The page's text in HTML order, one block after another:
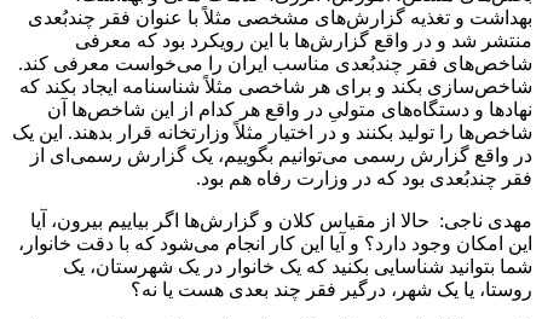
بهداشت و تغذیه گزارش‌های مشخصی مثلاً با عنوان فقر چندبُعدی
منتشر شد و در واقع گزارش‌ها با این رویکرد بود که معرفی
شاخص‌های فقر چندبُعدی مناسب ایران را می‌خواست معرفی کند.
شاخص‌سازی بکند و برای هر شاخصی مثلاً شناسنامه ایجاد بکند که
نهادها و دستگاه‌های متولیِ در واقع هر کدام از این شاخص‌ها آن
شاخص‌ها را تولید بکنند و در اختیار مثلاً وزارتخانه قرار بدهند. این یک
در واقع گزارش رسمی می‌توانیم بگوییم، یک گزارش رسمی‌ای از
فقر چندبُعدی بود که در وزارت رفاه هم بود.
مهدی ناجی: حالا از مقیاس کلان و گزارش‌ها اگر بیاییم بیرون، آیا
این امکان وجود دارد؟ و آیا این کار انجام می‌شود که با دقت خانوار،
شما بتوانید شناسایی بکنید که یک خانوار در یک شهرستان، یک
روستا، یا یک شهر، درگیر فقر چند بعدی هست یا نه؟